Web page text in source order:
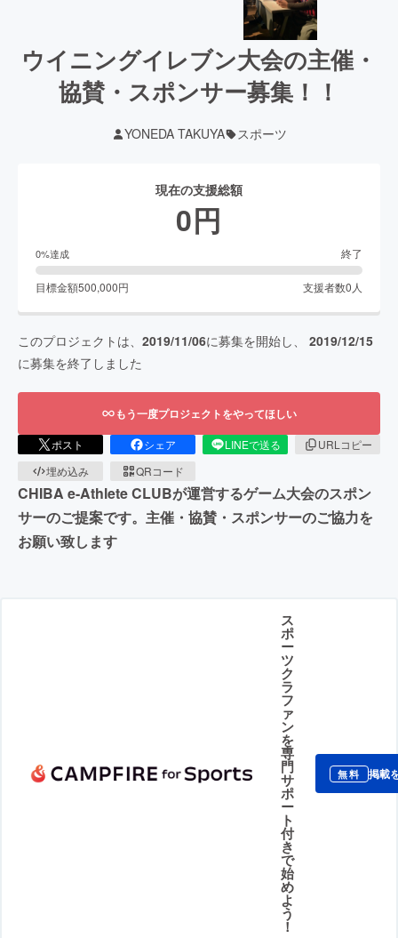
ウイニングイレブン大会の主催・
協賛・スポンサー募集！！
YONEDA TAKUYA スポーツ
現在の支援総額
0円
0%達成 終了
目標金額500,000円 支援者数0 人
このプロジェクトは、 2019/11/06に募集を開始し、 2019/12/15
に募集を終了しました
もう一度プロジェクトをやってほしい
ポスト シェア LINEで送る
URLコピー
埋め込み
QRコード
CHIBA e-Athlete CLUBが運営するゲーム大会のスポン
サーのご提案です。主催・協賛・スポンサーのご協力を
お願い致します
ス
ポ
ー
ツ
ク
ラ
フ
ァ
ン
を
専
門
サ
ポ
ー
ト
付
き
で
始
め
よ
う
！
無料 掲載